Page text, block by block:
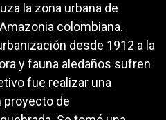
la zona urbana de
colombiana.
desde 1912 a la
y fauna aledaños sufren
fue realizar una
proyecto de